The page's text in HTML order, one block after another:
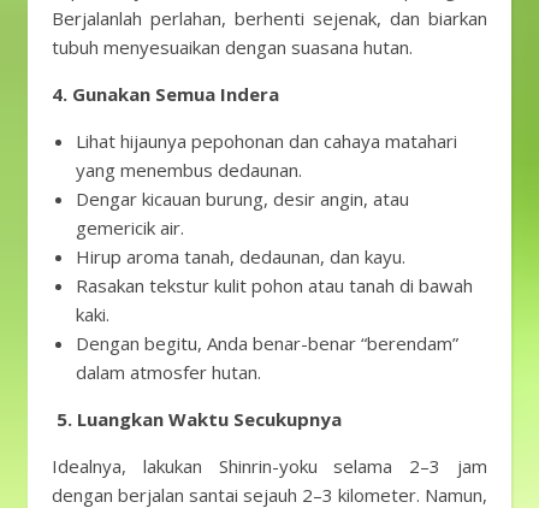
Berjalanlah perlahan, berhenti sejenak, dan biarkan
tubuh menyesuaikan dengan suasana hutan.
4. Gunakan Semua Indera
Lihat hijaunya pepohonan dan cahaya matahari
yang menembus dedaunan.
Dengar kicauan burung, desir angin, atau
gemericik air.
Hirup aroma tanah, dedaunan, dan kayu.
Rasakan tekstur kulit pohon atau tanah di bawah
kaki.
Dengan begitu, Anda benar-benar “berendam”
dalam atmosfer hutan.
5. Luangkan Waktu Secukupnya
Idealnya, lakukan Shinrin-yoku selama 2–3 jam
dengan berjalan santai sejauh 2–3 kilometer. Namun,